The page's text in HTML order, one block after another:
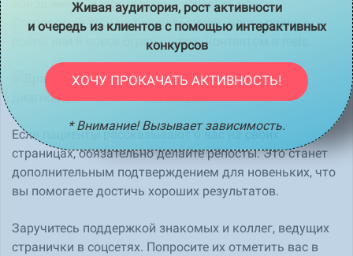
обновления. Необязательно успевать все.
Сосредоточьтесь на ведении stories, часто пишите
посты или и вовсе ограничьтесь контентом в reels.
Если пациенты рассказывают о вас на своих
страницах, обязательно делайте репосты. Это станет
дополнительным подтверждением для новеньких, что
вы помогаете достичь хороших результатов.
Заручитесь поддержкой знакомых и коллег, ведущих
странички в соцсетях. Попросите их отметить вас в
Живая аудитория, рост активности
и очередь из клиентов с помощью интерактивных
конкурсов
ХОЧУ ПРОКАЧАТЬ АКТИВНОСТЬ!
* Внимание! Вызывает зависимость.